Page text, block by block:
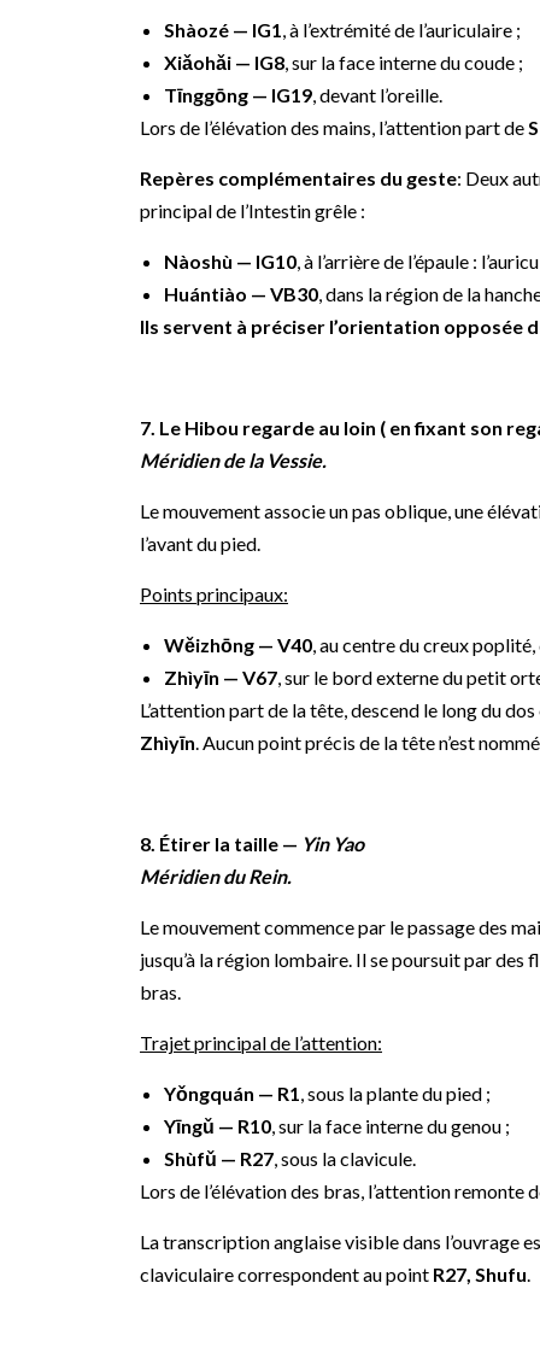
Shàozé — IG1, à l’extrémité de l’auriculaire ;
Xiǎohǎi — IG8, sur la face interne du coude ;
Tīnggōng — IG19, devant l’oreille.
Lors de l’élévation des mains, l’attention part de
Repères complémentaires du geste: Deux
principal de l’Intestin grêle :
Nàoshù — IG10, à l’arrière de l’épaule :
Huántiào — VB30, dans la région de la
Ils servent à préciser l’orientation opposée
7. Le Hibou regarde au loin ( en fixant son
Méridien de la Vessie.
Le mouvement associe un pas oblique, une
l’avant du pied.
Points principaux:
Wěizhōng — V40, au centre du creux
Zhìyīn — V67, sur le bord externe du petit
L’attention part de la tête, descend le long du
Zhìyīn. Aucun point précis de la tête n’est
8. Étirer la taille — Yin Yao
Méridien du Rein.
Le mouvement commence par le passage des
jusqu’à la région lombaire. Il se poursuit par
bras.
Trajet principal de l’attention:
Yǒngquán — R1, sous la plante du pied ;
Yīngǔ — R10, sur la face interne du genou ;
Shùfǔ — R27, sous la clavicule.
Lors de l’élévation des bras, l’attention remonte
La transcription anglaise visible dans l’ouvrage
claviculaire correspondent au point R27, Shufu.